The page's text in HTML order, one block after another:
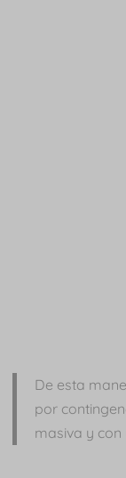
De esta
por
masiva y con